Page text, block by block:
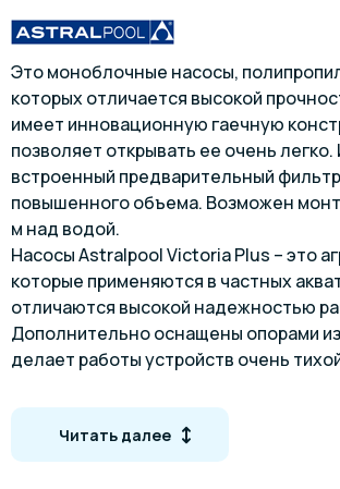
Это моноблочные насосы,
которых отличается высокой
имеет инновационную гаечную
позволяет открывать ее очень
встроенный предварительный
повышенного объема. Возможен
м над водой.
Насосы Astralpool Victoria Plus – это
которые применяются в частных
отличаются высокой надежностью
Дополнительно оснащены опорами
делает работы устройств очень
Кривые производительности
Читать далее